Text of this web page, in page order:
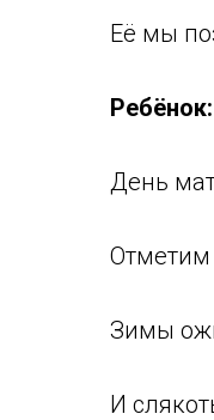
Её мы
Ребёнок:
День
Отметим
Зимы
И